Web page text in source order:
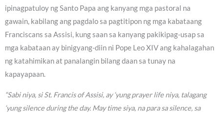
ipinagpatuloy ng Santo Papa ang kanyang mga pastoral na
gawain, kabilang ang pagdalo sa pagtitipon ng mga kabataang
Franciscans sa Assisi, kung saan sa kanyang pakikipag-usap sa
mga kabataan ay binigyang-diin ni Pope Leo XIV ang kahalagahan
ng katahimikan at panalangin bilang daan sa tunay na
kapayapaan.
“Sabi niya, si St. Francis of Assisi, ay ‘yung prayer life niya, talagang
‘yung silence during the day. May time siya, na para sa silence, sa